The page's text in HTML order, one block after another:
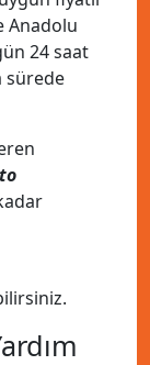
Anadolu
24 saat
sürede